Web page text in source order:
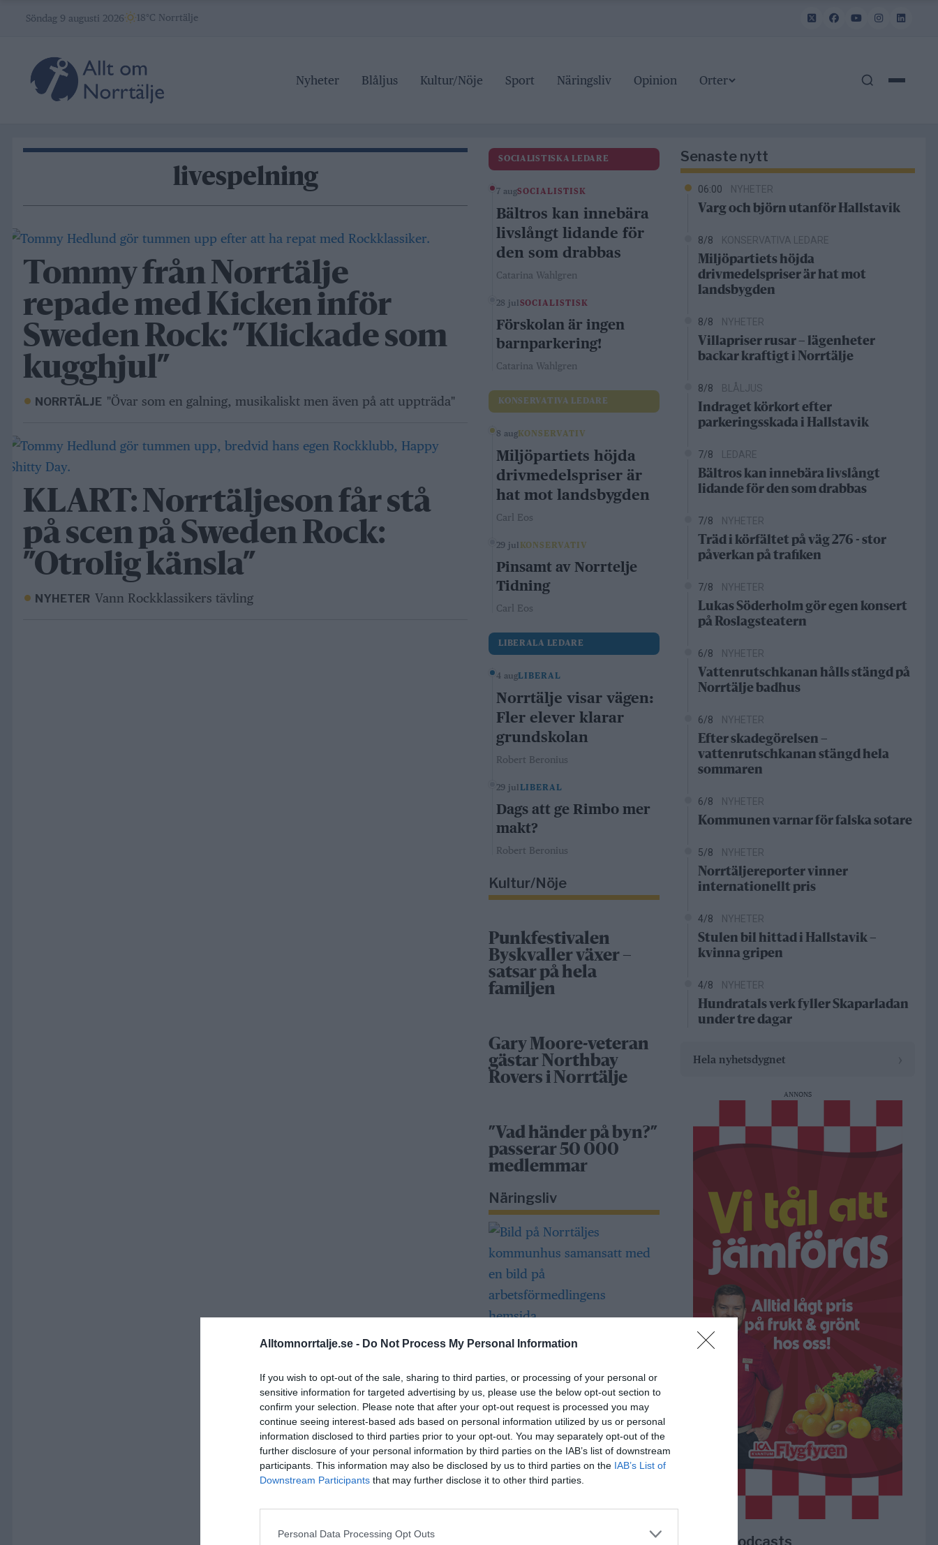
Alltomnorrtalje.se - Do Not Process My Personal Information
If you wish to opt-out of the sale, sharing to third parties, or processing of your personal or
sensitive information for targeted advertising by us, please use the below opt-out section to
confirm your selection. Please note that after your opt-out request is processed you may
continue seeing interest-based ads based on personal information utilized by us or personal
information disclosed to third parties prior to your opt-out. You may separately opt-out of the
further disclosure of your personal information by third parties on the IAB’s list of downstream
participants. This information may also be disclosed by us to third parties on the IAB’s List of
Downstream Participants that may further disclose it to other third parties.
Personal Data Processing Opt Outs
Söndag 9 augusti 2026 18°C Norrtälje
Nyheter Blåljus Kultur/Nöje Sport Näringsliv Opinion Orter
livespelning
Tommy från Norrtälje
repade med Kicken inför
Sweden Rock: ”Klickade som
kugghjul”
NORRTÄLJE "Övar som en galning, musikaliskt men även på att uppträda"
KLART: Norrtäljeson får stå
på scen på Sweden Rock:
”Otrolig känsla”
NYHETER Vann Rockklassikers tävling
SOCIALISTISKA LEDARE
7 augSOCIALISTISK
Bältros kan innebära
livslångt lidande för
den som drabbas
Catarina Wahlgren
28 jul SOCIALISTISK
Förskolan är ingen
barnparkering!
Catarina Wahlgren
KONSERVATIVA LEDARE
8 aug KONSERVATIV
Miljöpartiets höjda
drivmedelspriser är
hat mot landsbygden
Carl Eos
29 jul KONSERVATIV
Pinsamt av Norrtelje
Tidning
Carl Eos
LIBERALA LEDARE
4 augLIBERAL
Norrtälje visar vägen:
Fler elever klarar
grundskolan
Robert Beronius
29 jul LIBERAL
Dags att ge Rimbo mer
makt?
Robert Beronius
Kultur/Nöje
Punkfestivalen
Byskvaller växer –
satsar på hela
familjen
Gary Moore-veteran
gästar Northbay
Rovers i Norrtälje
”Vad händer på byn?”
passerar 50 000
medlemmar
Näringsliv
Så många är
Norrtälje
Bino Drummond gör
comeback - tar plats i
styrelse
Säkerhetslösningar i
Senaste nytt
06:00 NYHETER
Varg och björn utanför Hallstavik
8/8 KONSERVATIVA LEDARE
Miljöpartiets höjda
drivmedelspriser är hat mot
landsbygden
8/8 NYHETER
Villapriser rusar – lägenheter
backar kraftigt i Norrtälje
8/8 BLÅLJUS
Indraget körkort efter
parkeringsskada i Hallstavik
7/8 LEDARE
Bältros kan innebära livslångt
lidande för den som drabbas
7/8 NYHETER
Träd i körfältet på väg 276 - stor
påverkan på trafiken
7/8 NYHETER
Lukas Söderholm gör egen konsert
på Roslagsteatern
6/8 NYHETER
Vattenrutschkanan hålls stängd på
Norrtälje badhus
6/8 NYHETER
Efter skadegörelsen –
vattenrutschkanan stängd hela
sommaren
6/8 NYHETER
Kommunen varnar för falska sotare
5/8 NYHETER
Norrtäljereporter vinner
internationellt pris
4/8 NYHETER
Stulen bil hittad i Hallstavik –
kvinna gripen
4/8 NYHETER
Hundratals verk fyller Skaparladan
under tre dagar
Hela nyhetsdygnet
ANNONS